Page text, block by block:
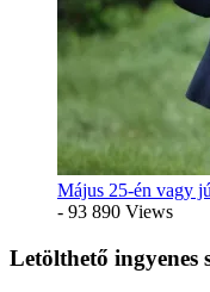
Május 25-én vagy
- 93 890 Views
Letölthető ingyenes